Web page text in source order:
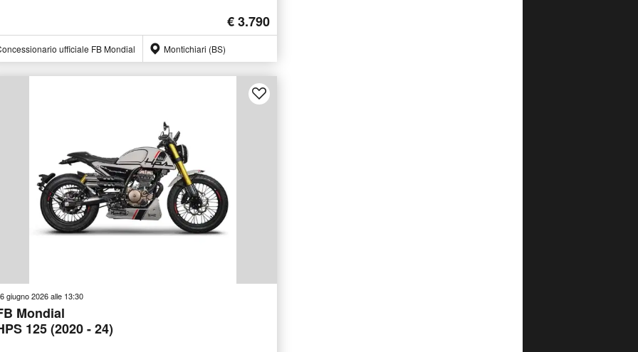
€ 3.790
ufficiale FB Mondial Montichiari (BS)
giugno 2026 alle 13:30
Mondial
125 (2020 - 24)